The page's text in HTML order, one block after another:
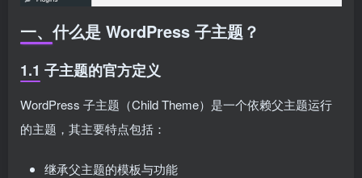
一、什么是 WordPress 子主题？
1.1 子主题的官方定义
WordPress 子主题（Child Theme）是一个依赖父主题运行
的主题，其主要特点包括：
继承父主题的模板与功能